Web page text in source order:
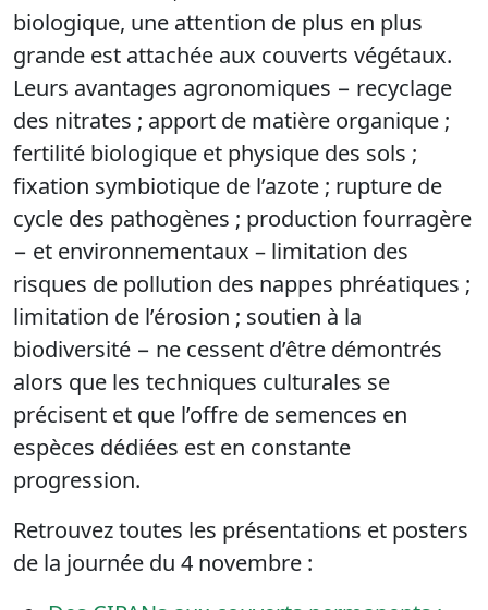
biologique, une attention de plus en plus
grande est attachée aux couverts végétaux.
Leurs avantages agronomiques − recyclage
des nitrates ; apport de matière organique ;
fertilité biologique et physique des sols ;
fixation symbiotique de l’azote ; rupture de
cycle des pathogènes ; production fourragère
− et environnementaux – limitation des
risques de pollution des nappes phréatiques ;
limitation de l’érosion ; soutien à la
biodiversité − ne cessent d’être démontrés
alors que les techniques culturales se
précisent et que l’offre de semences en
espèces dédiées est en constante
progression.
Retrouvez toutes les présentations et posters
de la journée du 4 novembre :